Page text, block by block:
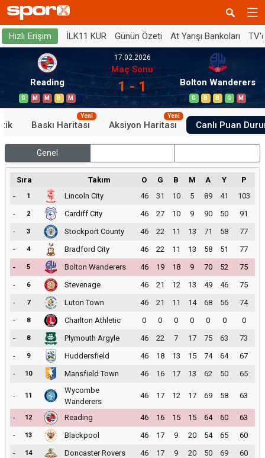
Hızlı Erişim İLK11 KUR Günün Özeti At Yarışı Bankoları
Reading
G M M B M
17.02.2026
Maç Sonu
1 - 1 Bolton Wanderers
G B B G M
Baskı Haritası
Yeni
Aksiyon Haritası
Yeni
Canlı Puan
Genel
Sıra Takım O G B M A Y
P
-
1 Lincoln City 46 31 10 5 89 41
103
-
2 Cardiff City 46 27 10 9 90 50
91
-
3 Stockport County 46 22 11 13 71 58
77
-
4 Bradford City 46 22 11 13 58 51
77
-
5 Bolton Wanderers 46 19 18 9 70 52
75
-
6 Stevenage 46 21 12 13 49 46
75
-
7 Luton Town 46 21 11 14 68 56
74
-
8 Charlton Athletic 0 0 0 0 0 0
0
-
8 Plymouth Argyle 46 22 7 17 75 63
73
-
9 Huddersfield 46 18 13 15 74 64
67
-
10 Mansfield Town 46 16 17 13 62 50 65
- 11
Wycombe
Wanderers
46 17 12 17 69 58 63
- 12 Reading 46 16 15 15 64 60
63
-
13 Blackpool 46 17 9 20 54 65
60
-
14 Doncaster Rovers 46 17 9 20 50 69
60